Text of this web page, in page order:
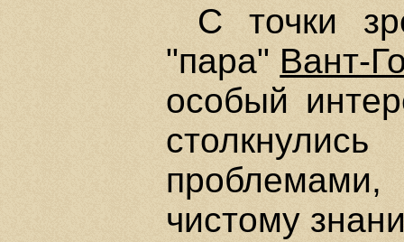
С точки
"пара" Вант-
особый
чистому